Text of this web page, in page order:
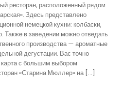
ресторан, расположенный рядом
Здесь представлено
немецкой кухни: колбаски,
Также в заведении можно отведать
производства — ароматные
дегустации. Вас точно
с большим выбором
«Старина Мюллер» на […]